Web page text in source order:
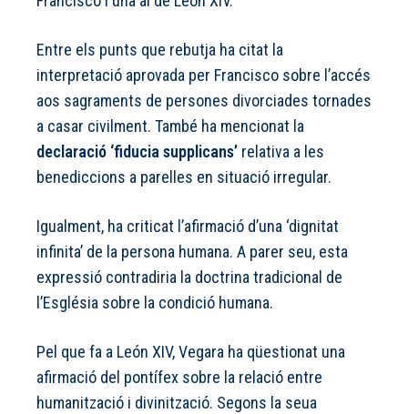
Entre els punts que rebutja ha citat la
interpretació aprovada per Francisco sobre l’accés
aos sagraments de persones divorciades tornades
a casar civilment. També ha mencionat la
declaració ‘fiducia supplicans’ relativa a les
benediccions a parelles en situació irregular.
Igualment, ha criticat l’afirmació d’una ‘dignitat
infinita’ de la persona humana. A parer seu, esta
expressió contradiria la doctrina tradicional de
l’Església sobre la condició humana.
Pel que fa a León XIV, Vegara ha qüestionat una
afirmació del pontífex sobre la relació entre
humanització i divinització. Segons la seua